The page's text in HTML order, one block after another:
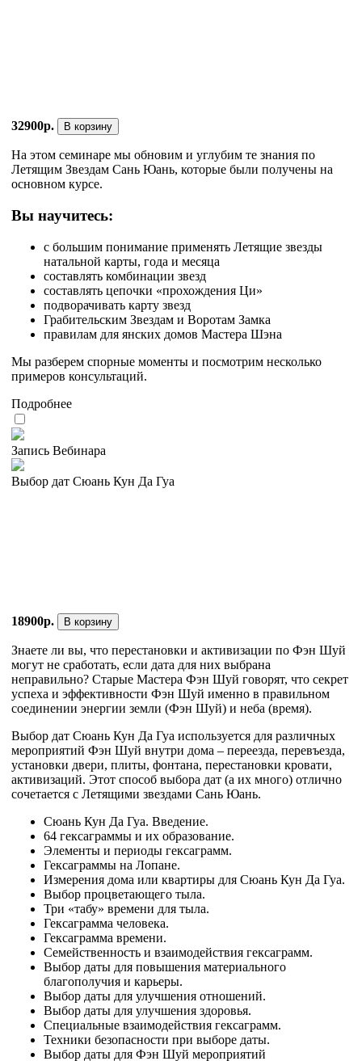
32900р. В корзину
На этом семинаре мы обновим и углубим те знания по
Летящим Звездам Сань Юань, которые были получены на
основном курсе.
Вы научитесь:
с большим понимание применять Летящие звезды
натальной карты, года и месяца
составлять комбинации звезд
составлять цепочки «прохождения Ци»
подворачивать карту звезд
Грабительским Звездам и Воротам Замка
правилам для янских домов Мастера Шэна
Мы разберем спорные моменты и посмотрим несколько
примеров консультаций.
Подробнее
Запись Вебинара
Выбор дат Сюань Кун Да Гуа
18900р. В корзину
Знаете ли вы, что перестановки и активизации по Фэн Шуй
могут не сработать, если дата для них выбрана
неправильно? Старые Мастера Фэн Шуй говорят, что секрет
успеха и эффективности Фэн Шуй именно в правильном
соединении энергии земли (Фэн Шуй) и неба (время).
Выбор дат Сюань Кун Да Гуа используется для различных
мероприятий Фэн Шуй внутри дома – переезда, перевъезда,
установки двери, плиты, фонтана, перестановки кровати,
активизаций. Этот способ выбора дат (а их много) отлично
сочетается с Летящими звездами Сань Юань.
Сюань Кун Да Гуа. Введение.
64 гексаграммы и их образование.
Элементы и периоды гексаграмм.
Гексаграммы на Лопане.
Измерения дома или квартиры для Сюань Кун Да Гуа.
Выбор процветающего тыла.
Три «табу» времени для тыла.
Гексаграмма человека.
Гексаграмма времени.
Семейственность и взаимодействия гексаграмм.
Выбор даты для повышения материального
благополучия и карьеры.
Выбор даты для улучшения отношений.
Выбор даты для улучшения здоровья.
Специальные взаимодействия гексаграмм.
Техники безопасности при выборе даты.
Выбор даты для Фэн Шуй мероприятий